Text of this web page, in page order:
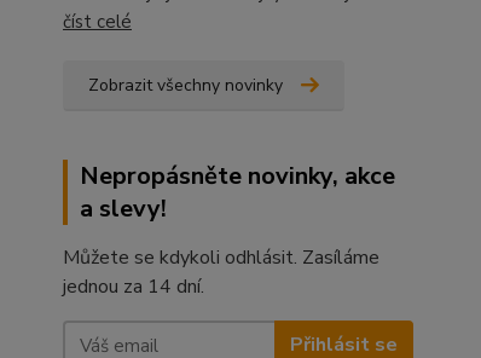
číst celé
Zobrazit všechny novinky
Nepropásněte novinky, akce
a slevy!
Můžete se kdykoli odhlásit. Zasíláme
jednou za 14 dní.
Přihlásit se